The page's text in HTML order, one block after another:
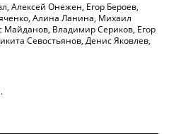
Алексей Онежен, Егор Бероев,
Алина Ланина, Михаил
Майданов, Владимир Сериков, Егор
Севостьянов, Денис Яковлев,